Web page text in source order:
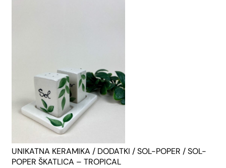
UNIKATNA KERAMIKA / DODATKI /SOL-POPER / SOL-
POPER ŠKATLICA – TROPICAL